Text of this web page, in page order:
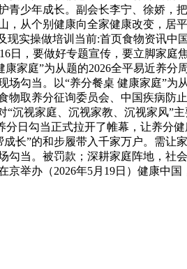
青少年成长。副会长李宁、徐娇，
，从个别健康向全家健康改变，居
实操做培训当前:首页食物资讯中
日，要做好专题宣传，要立脚家庭
家庭”为从题的2026全平易近养分
勾当。以“养分餐桌 健康家庭”为
物取养分征询委员会、中国疾病防
沉视家庭、沉视家教、沉视家风”
日勾当正式拉开了帷幕，让养分
长”的和步履带入千家万户。需让
当。被罚款；深耕家庭阵地，社
举办（2026年5月19日）健康中国